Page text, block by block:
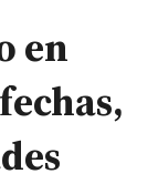
en